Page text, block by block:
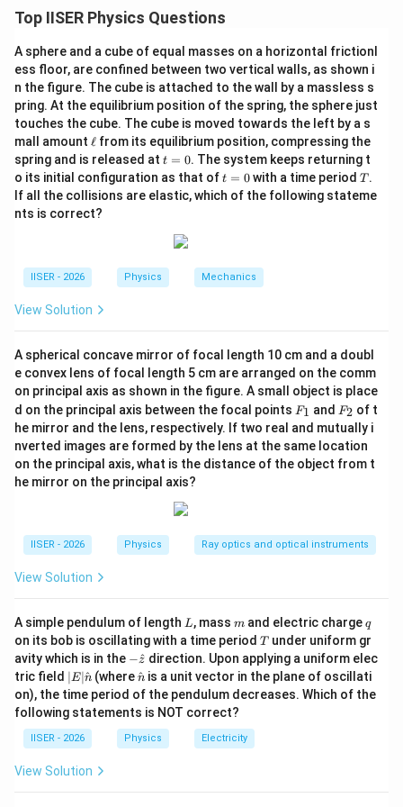
यह प्रश्न किरण प्रकाशिकी (Ray Optics) में दर्पण और लेंस के
लेंस द्वारा दो वास्तविक और परस्पर उल्टे प्रतिबिंब तभी बन सकते हैं जब
एक प्रकाश किरण सीधे लेंस से गुजरे और दूसरी किरण दर्पण से
परावर्तित होकर लेंस से गुजरे।
Step 2: Key Formula or Approach:
दर्पण का सूत्र:\frac{1}
{v} +
{f_m}
v
1 + u
1 = f m
1
लेंस का सूत्र:\frac{1}
{v} -
\frac{1}
v − u = f
1
दोनों स्थितियों में लेंस के लिए प्रतिबिंब दूरी
Step 3: Detailed Explanation:
•दी गई जानकारी:
50\text{
cm}
दर्पण की फोकस दूरीf_m =
-10\text{
cm}
fm = −10cm(अवतल दर्पण)
लेंस की फोकस दूरीf_l =
+5\text{
cm}
fl = +5 cm(उत्तल लेंस)
बिम्ब को दर्पण के फोकसF_1
F1 (10 cm दूरी पर) और लेंस के फोकसF_2
F2(लेंस से 5 cm, अर्थात दर्पण से 45 cm दूरी पर) के बीच रखा गया
है।
माना बिम्ब दर्पण सेx
xदूरी पर स्थित है।
प्रथम स्थिति (सीधे लेंस से जाने वाली किरणें):
लेंस से बिम्ब की दूरीu_1
= -
u1 = − 50− x)
लेंस सूत्र का उपयोग करने पर:
1
• द्वितीय स्थिति (दर्पण से परावर्तन के बाद लेंस से जाने वाली किरणें):
दर्पण के लिए बिम्ब दूरीu_m
= -x
um = −x
दर्पण सूत्र द्वारा प्रतिबिंब दूरी v_mकी गणना:
+
−
Top IISER Physics Questions
A sphere and a cube of equal masses on a horizontal frictionl
ess floor, are confined between two vertical walls, as shown i
n the figure. The cube is attached to the wall by a massless s
pring. At the equilibrium position of the spring, the sphere just
touches the cube. The cube is moved towards the left by a s
mall amount \e
ll
ℓ from its equilibrium position, compressing the
spring and is released at t
=
0
t = 0. The system keeps returning t
o its initial configuration as that oft
=
0
t = 0with a time period T
T .
If all the collisions are elastic, which of the following stateme
nts is correct?
IISER - 2026 Physics Mechanics
View Solution
A spherical concave mirror of focal length 10 cm and a doubl
e convex lens of focal length 5 cm are arranged on the comm
on principal axis as shown in the figure. A small object is place
d on the principal axis between the focal points F
1
F1 and F
_
2
F2 of t
he mirror and the lens, respectively. If two real and mutually i
nverted images are formed by the lens at the same location
on the principal axis, what is the distance of the object from t
he mirror on the principal axis?
IISER - 2026 Physics Ray optics and optical instruments
View Solution
A simple pendulum of length L
L, mass m
m and electric chargeq
q
on its bob is oscillating with a time period T
Tunder uniform gr
avity which is in the -\h
at
{z}
−z
^ direction. Upon applying a uniform elec
tric field |E|
\ha
t
{n}
∣E∣n
^(where\ha
t
{n}
n
^is a unit vector in the plane of oscillati
on), the time period of the pendulum decreases. Which of the
following statements is NOT correct?
IISER - 2026 Physics Electricity
View Solution